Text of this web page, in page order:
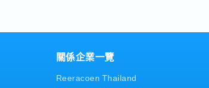
關係企業一覽
Reeracoen Thailand